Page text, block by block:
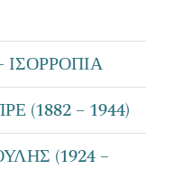
ΙΣΟΡΡΟΠΙΑ
(1882 – 1944)
(1924 –